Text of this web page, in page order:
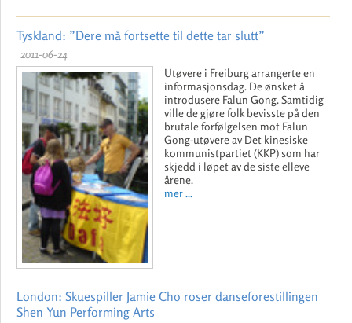
Tyskland: ”Dere må fortsette til dette tar slutt”
2011-06-24
Utøvere i Freiburg arrangerte en
informasjonsdag. De ønsket å
introdusere Falun Gong. Samtidig
ville de gjøre folk bevisste på den
brutale forfølgelsen mot Falun
Gong-utøvere av Det kinesiske
kommunistpartiet (KKP) som har
skjedd i løpet av de siste elleve
årene.
mer ...
London: Skuespiller Jamie Cho roser danseforestillingen
Shen Yun Performing Arts